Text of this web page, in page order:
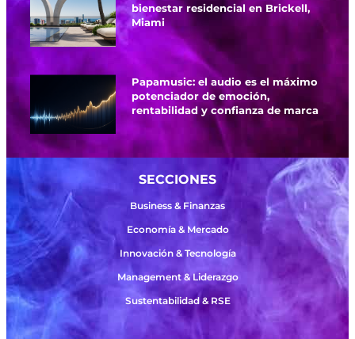
bienestar residencial en Brickell,
Miami
Papamusic: el audio es el máximo
potenciador de emoción,
rentabilidad y confianza de marca
SECCIONES
Business & Finanzas
Economía & Mercado
Innovación & Tecnología
Management & Liderazgo
Sustentabilidad & RSE